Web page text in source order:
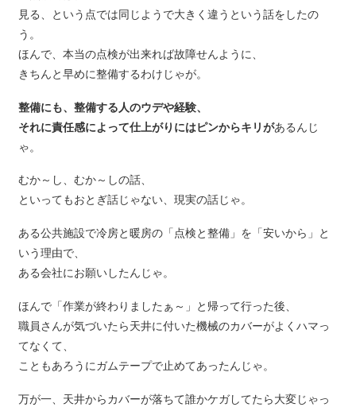
見る、という点では同じようで大きく違うという話をしたの
う。
ほんで、本当の点検が出来れば故障せんように、
きちんと早めに整備するわけじゃが。
整備にも、整備する人のウデや経験、
それに責任感によって仕上がりにはピンからキリがあるんじ
ゃ。
むか～し、むか～しの話、
といってもおとぎ話じゃない、現実の話じゃ。
ある公共施設で冷房と暖房の「点検と整備」を「安いから」と
いう理由で、
ある会社にお願いしたんじゃ。
ほんで「作業が終わりましたぁ～」と帰って行った後、
職員さんが気づいたら天井に付いた機械のカバーがよくハマっ
てなくて、
こともあろうにガムテープで止めてあったんじゃ。
万が一、天井からカバーが落ちて誰かケガしてたら大変じゃっ